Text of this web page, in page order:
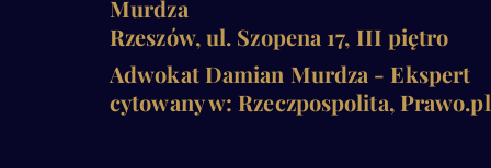
Murdza
Rzeszów, ul. Szopena 17, III piętro
Adwokat Damian Murdza - Ekspert
cytowany w: Rzeczpospolita, Prawo.pl